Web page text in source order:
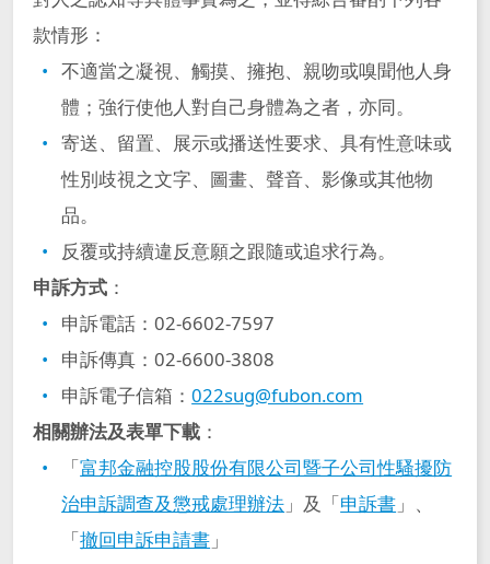
款情形：
不適當之凝視、觸摸、擁抱、親吻或嗅聞他人身
體；強行使他人對自己身體為之者，亦同。
寄送、留置、展示或播送性要求、具有性意味或
性別歧視之文字、圖畫、聲音、影像或其他物
品。
反覆或持續違反意願之跟隨或追求行為。
申訴方式：
申訴電話：02-6602-7597
申訴傳真：02-6600-3808
申訴電子信箱：022sug@fubon.com
相關辦法及表單下載：
「富邦金融控股股份有限公司暨子公司性騷擾防
治申訴調查及懲戒處理辦法 」及「申訴書 」、
「撤回申訴申請書 」